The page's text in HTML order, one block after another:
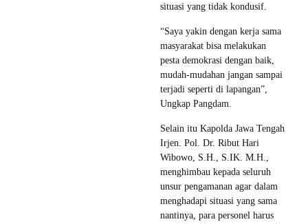
situasi yang tidak kondusif.
“Saya yakin dengan kerja sama
masyarakat bisa melakukan
pesta demokrasi dengan baik,
mudah-mudahan jangan sampai
terjadi seperti di lapangan”,
Ungkap Pangdam.
Selain itu Kapolda Jawa Tengah
Irjen. Pol. Dr. Ribut Hari
Wibowo, S.H., S.IK. M.H.,
menghimbau kepada seluruh
unsur pengamanan agar dalam
menghadapi situasi yang sama
nantinya, para personel harus